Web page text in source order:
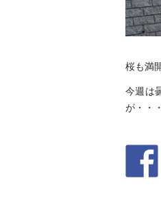
桜も満
今週は
が・・